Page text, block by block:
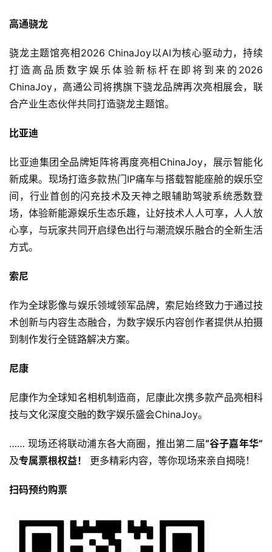
2
0
2
5
第
十
届
茶
奖
7
月
3
0
日
游
茶
接
上
站
高通骁龙
骁龙主题馆亮相2026 ChinaJoy以AI为核心驱动力，持续
打造高品质数字娱乐体验新标杆在即将到来的2026
ChinaJoy，高通公司将携旗下骁龙品牌再次亮相展会，联
合产业生态伙伴共同打造骁龙主题馆。
比亚迪
比亚迪集团全品牌矩阵将再度亮相ChinaJoy，展示智能化
新成果。现场打造多款热门IP痛车与搭载智能座舱的娱乐空
间，行业首创的闪充技术及天神之眼辅助驾驶系统悉数登
场，体验新能源娱乐生态乐趣，让好技术人人可享，人人放
心享，与玩家共同开启绿色出行与潮流娱乐融合的全新生活
方式。
索尼
作为全球影像与娱乐领域领军品牌，索尼始终致力于通过技
术创新与内容生态融合，为数字娱乐内容创作者提供从拍摄
到制作发行全链路解决方案。
尼康
尼康作为全球知名相机制造商，尼康此次携多款产品亮相科
技与文化深度交融的数字娱乐盛会ChinaJoy。
…… 现场还将联动浦东各大商圈，推出第二届“谷子嘉年华”
及专属票根权益！ 更多精彩内容，等你现场来亲自揭晓！
扫码预约购票